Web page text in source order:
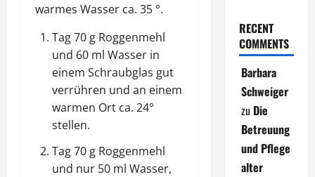
warmes Wasser ca. 35 °.
Tag 70 g Roggenmehl
und 60 ml Wasser in
einem Schraubglas gut
verrühren und an einem
warmen Ort ca. 24°
stellen.
Tag 70 g Roggenmehl
und nur 50 ml Wasser,
RECENT
COMMENTS
Barbara
Schweiger
zu Die
Betreuung
und Pflege
alter